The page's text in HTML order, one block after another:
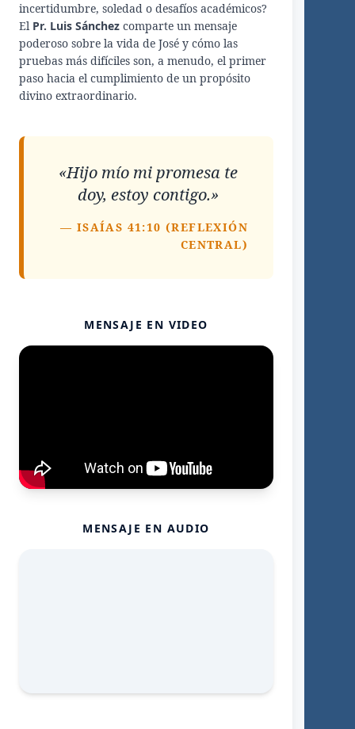
incertidumbre, soledad o desafíos académicos?
El Pr. Luis Sánchez comparte un mensaje
poderoso sobre la vida de José y cómo las
pruebas más difíciles son, a menudo, el primer
paso hacia el cumplimiento de un propósito
divino extraordinario.
«Hijo mío mi promesa te
doy, estoy contigo.»
— ISAÍAS 41:10 (REFLEXIÓN
CENTRAL)
MENSAJE EN VIDEO
MENSAJE EN AUDIO